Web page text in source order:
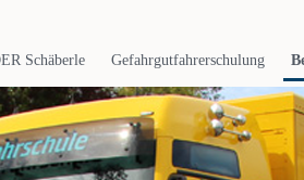
Schäberle Gefahrgutfahrerschulung